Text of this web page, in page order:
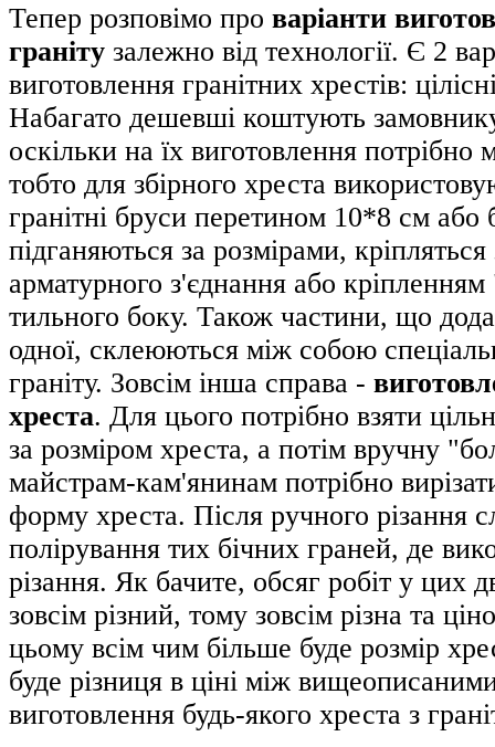
Тепер розповімо про варіанти
граніту залежно від технології. Є 2
виготовлення гранітних хрестів:
Набагато дешевші коштують
оскільки на їх виготовлення потрібно
тобто для збірного хреста
гранітні бруси перетином 10*8 см або
підганяються за розмірами,
арматурного з'єднання або
тильного боку. Також частини, що
одної, склеюються між собою
граніту. Зовсім інша справа -
хреста. Для цього потрібно взяти
за розміром хреста, а потім вручну
майстрам-кам'янинам потрібно
форму хреста. Після ручного різання
полірування тих бічних граней, де
різання. Як бачите, обсяг робіт у цих
зовсім різний, тому зовсім різна та
цьому всім чим більше буде розмір
буде різниця в ціні між
виготовлення будь-якого хреста з